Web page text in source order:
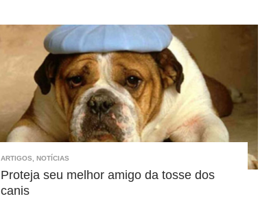
ARTIGOS ,NOTÍCIAS
Proteja seu melhor amigo da tosse dos
canis